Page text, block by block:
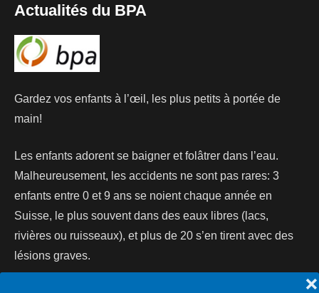
❌
Actualités du BPA
Gardez vos enfants à l’œil, les plus petits à portée de
main!
Les enfants adorent se baigner et folâtrer dans l’eau.
Malheureusement, les accidents ne sont pas rares: 3
enfants entre 0 et 9 ans se noient chaque année en
Suisse, le plus souvent dans des eaux libres (lacs,
rivières ou ruisseaux), et plus de 20 s’en tirent avec des
lésions graves.